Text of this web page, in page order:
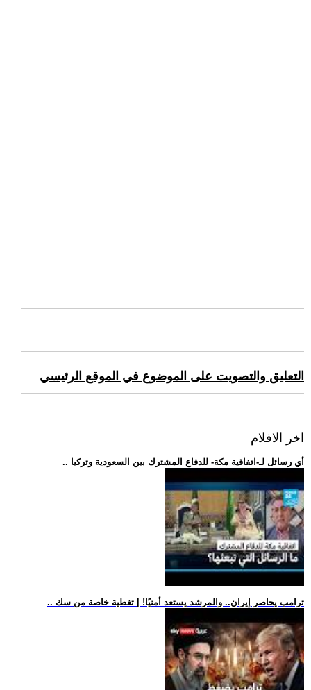
التعليق والتصويت على الموضوع في الموقع الرئيسي
اخر الافلام
.. أي رسائل لـ-اتفاقية مكة- للدفاع المشترك بين السعودية وتركيا
.. ترامب يحاصر إيران.. والمرشد يستعد أمنيًا! | تغطية خاصة من سك